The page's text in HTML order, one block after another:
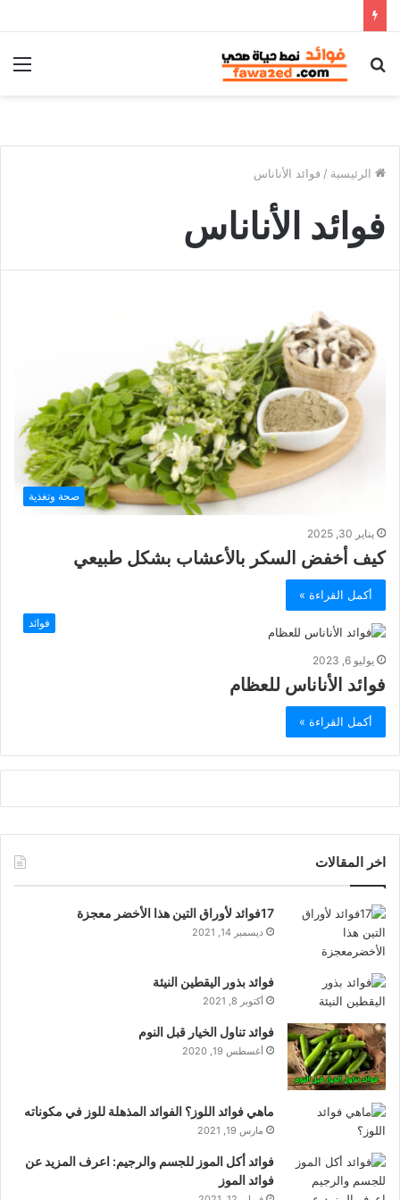
بحث
الرئيسية / فوائد الأناناس
فوائد الأناناس
صحة وتغذية
يناير 30, 2025
كيف أخفض السكر بالأعشاب بشكل طبيعي
أكمل القراءة »
فوائد
يوليو 6, 2023
فوائد الأناناس للعظام
أكمل القراءة »
اخر المقالات
17فوائد لأوراق التين هذا الأخضر معجزة
ديسمبر 14, 2021
فوائد بذور اليقطين النيئة
أكتوبر 8, 2021
فوائد تناول الخيار قبل النوم
أغسطس 19, 2020
ماهي فوائد اللوز؟ الفوائد المذهلة للوز في مكوناته
مارس 19, 2021
فوائد أكل الموز للجسم والرجيم: اعرف المزيد عن
فوائد الموز